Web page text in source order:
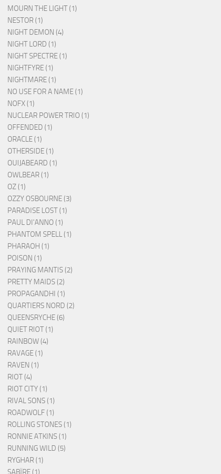
MOURN THE LIGHT (1)
NESTOR (1)
NIGHT DEMON (4)
NIGHT LORD (1)
NIGHT SPECTRE (1)
NIGHTFYRE (1)
NIGHTMARE (1)
NO USE FOR A NAME (1)
NOFX (1)
NUCLEAR POWER TRIO (1)
OFFENDED (1)
ORACLE (1)
OTHERSIDE (1)
OUIJABEARD (1)
OWLBEAR (1)
OZ (1)
OZZY OSBOURNE (3)
PARADISE LOST (1)
PAUL DI'ANNO (1)
PHANTOM SPELL (1)
PHARAOH (1)
POISON (1)
PRAYING MANTIS (2)
PRETTY MAIDS (2)
PROPAGANDHI (1)
QUARTIERS NORD (2)
QUEENSRYCHE (6)
QUIET RIOT (1)
RAINBOW (4)
RAVAGE (1)
RAVEN (1)
RIOT (4)
RIOT CITY (1)
RIVAL SONS (1)
ROADWOLF (1)
ROLLING STONES (1)
RONNIE ATKINS (1)
RUNNING WILD (5)
RYGHAR (1)
SABÏRE (1)